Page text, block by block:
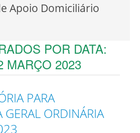
Apoio Domiciliário
POR DATA:
MARÇO 2023
PARA
GERAL ORDINÁRIA